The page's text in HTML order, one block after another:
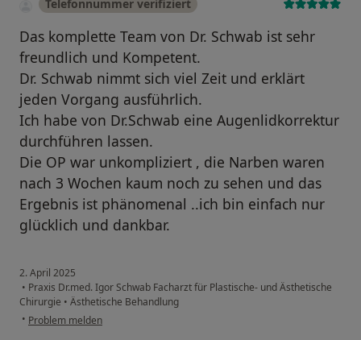
Telefonnummer verifiziert
Das komplette Team von Dr. Schwab ist sehr
freundlich und Kompetent.
Dr. Schwab nimmt sich viel Zeit und erklärt
jeden Vorgang ausführlich.
Ich habe von Dr.Schwab eine Augenlidkorrektur
durchführen lassen.
Die OP war unkompliziert , die Narben waren
nach 3 Wochen kaum noch zu sehen und das
Ergebnis ist phänomenal ..ich bin einfach nur
glücklich und dankbar.
2. April 2025
• Praxis Dr.med. Igor Schwab Facharzt für Plastische- und Ästhetische
Chirurgie • Ästhetische Behandlung
• Problem melden